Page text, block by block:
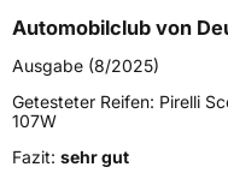
Generelle Merkmale
FahrzeugtypSUV
Verwendung
Modellname
Scorpion All
Automobilclub von
Ausgabe (8/2025)
Getesteter Reifen: Pirelli
107W
Fazit: sehr gut